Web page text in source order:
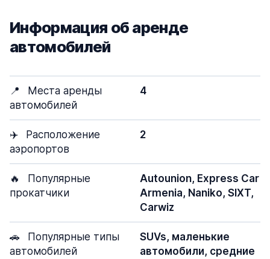
Информация об аренде
автомобилей
📍
Места аренды
автомобилей
4
✈️
Расположение
аэропортов
2
🔥
Популярные
прокатчики
Autounion, Express Car
Armenia, Naniko, SIXT,
Carwiz
🚗
Популярные типы
автомобилей
SUVs, маленькие
автомобили, средние